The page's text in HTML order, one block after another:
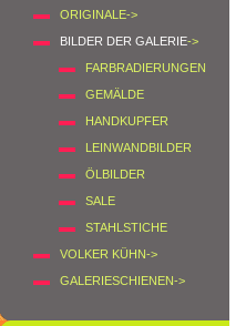
ORIGINALE->
BILDER DER GALERIE->
FARBRADIERUNGEN
GEMÄLDE
HANDKUPFER
LEINWANDBILDER
ÖLBILDER
SALE
STAHLSTICHE
VOLKER KÜHN->
GALERIESCHIENEN->